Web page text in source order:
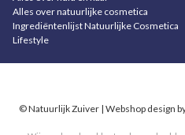
Alles over natuurlijke cosmetica
Ingrediëntenlijst Natuurlijke Cosmetica
Lifestyle
© Natuurlijk Zuiver | Webshop design